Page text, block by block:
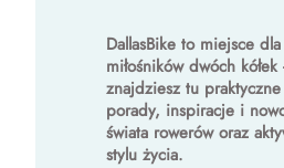
DallasBike to miejsce dla
miłośników dwóch kółek
znajdziesz tu praktyczne
porady, inspiracje i
świata rowerów oraz
stylu życia.